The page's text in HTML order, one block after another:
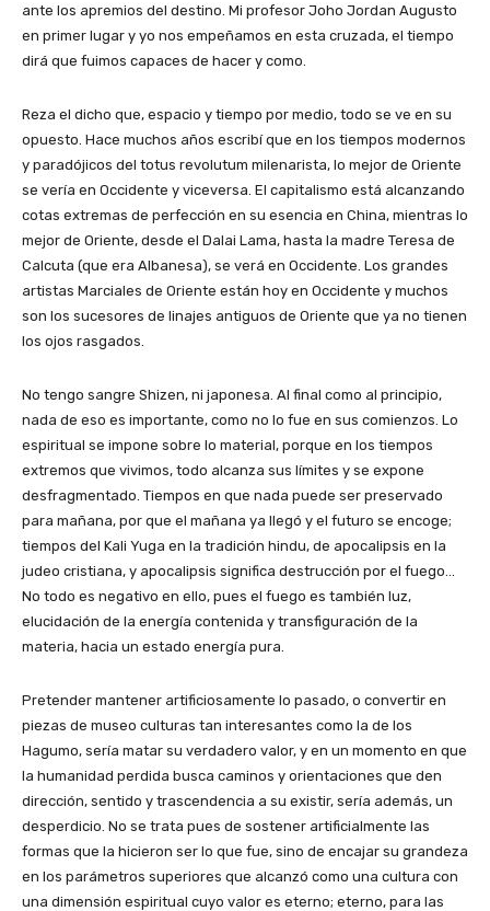
ante los apremios del destino. Mi profesor Joho Jordan Augusto
en primer lugar y yo nos empeñamos en esta cruzada, el tiempo
dirá que fuimos capaces de hacer y como.
Reza el dicho que, espacio y tiempo por medio, todo se ve en su
opuesto. Hace muchos años escribí que en los tiempos modernos
y paradójicos del totus revolutum milenarista, lo mejor de Oriente
se vería en Occidente y viceversa. El capitalismo está alcanzando
cotas extremas de perfección en su esencia en China, mientras lo
mejor de Oriente, desde el Dalai Lama, hasta la madre Teresa de
Calcuta (que era Albanesa), se verá en Occidente. Los grandes
artistas Marciales de Oriente están hoy en Occidente y muchos
son los sucesores de linajes antiguos de Oriente que ya no tienen
los ojos rasgados.
No tengo sangre Shizen, ni japonesa. Al final como al principio,
nada de eso es importante, como no lo fue en sus comienzos. Lo
espiritual se impone sobre lo material, porque en los tiempos
extremos que vivimos, todo alcanza sus límites y se expone
desfragmentado. Tiempos en que nada puede ser preservado
para mañana, por que el mañana ya llegó y el futuro se encoge;
tiempos del Kali Yuga en la tradición hindu, de apocalipsis en la
judeo cristiana, y apocalipsis significa destrucción por el fuego…
No todo es negativo en ello, pues el fuego es también luz,
elucidación de la energía contenida y transfiguración de la
materia, hacia un estado energía pura.
Pretender mantener artificiosamente lo pasado, o convertir en
piezas de museo culturas tan interesantes como la de los
Hagumo, sería matar su verdadero valor, y en un momento en que
la humanidad perdida busca caminos y orientaciones que den
dirección, sentido y trascendencia a su existir, sería además, un
desperdicio. No se trata pues de sostener artificialmente las
formas que la hicieron ser lo que fue, sino de encajar su grandeza
en los parámetros superiores que alcanzó como una cultura con
una dimensión espiritual cuyo valor es eterno; eterno, para las